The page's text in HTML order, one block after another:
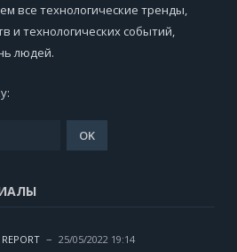
все технологические тренды,
и технологических событий,
людей.
25/05/2022 19:14